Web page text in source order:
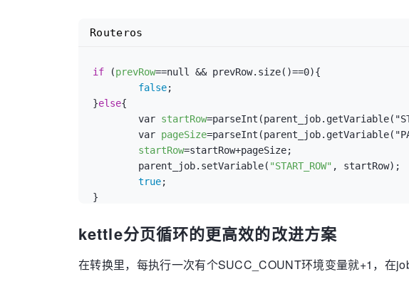
if (prevRow==null && prevRow.size()==0){
false;
}else{
	var
startRow
	var
pageSize
startRow=startRow+pageSize;
	parent_job.setVariable(
"START_ROW" , startRow);
true;
Routeros
kettle分页循环的更高效的改进方案
在转换里，每执行一次有个SUCC_COUNT环境变量就+1，在